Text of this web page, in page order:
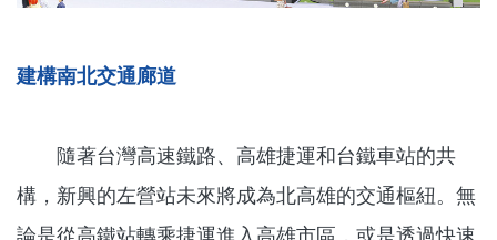
建構南北交通廊道
隨著台灣高速鐵路、高雄捷運和台鐵車站的共
構，新興的左營站未來將成為北高雄的交通樞紐。無
論是從高鐵站轉乘捷運進入高雄市區，或是透過快速